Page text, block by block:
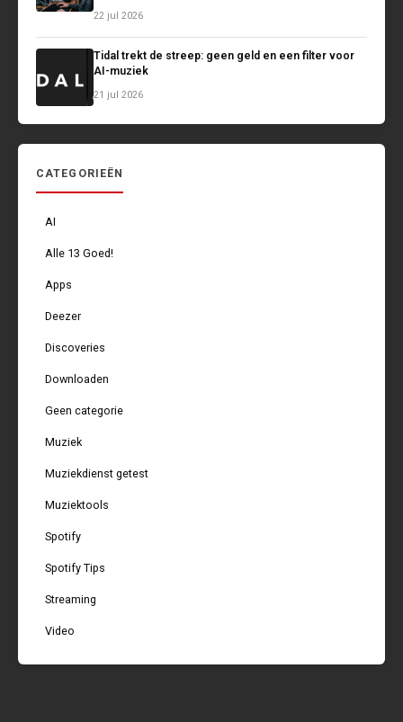
22 jul 2026
Tidal trekt de streep: geen geld en een filter voor
AI-muziek
21 jul 2026
CATEGORIEËN
AI
Alle 13 Goed!
Apps
Deezer
Discoveries
Downloaden
Geen categorie
Muziek
Muziekdienst getest
Muziektools
Spotify
Spotify Tips
Streaming
Video